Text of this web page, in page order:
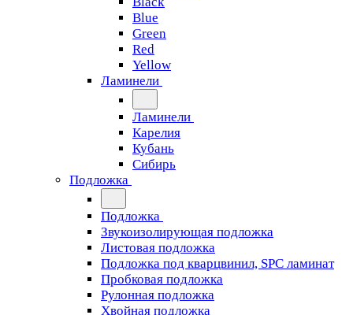
Blue
Green
Red
Yellow
Ламинели
Ламинели
Карелия
Кубань
Сибирь
Подложка
Подложка
Звукоизолирующая подложка
Листовая подложка
Подложка под кварцвинил, SPC ламинат
Пробковая подложка
Рулонная подложка
Хвойная подложка